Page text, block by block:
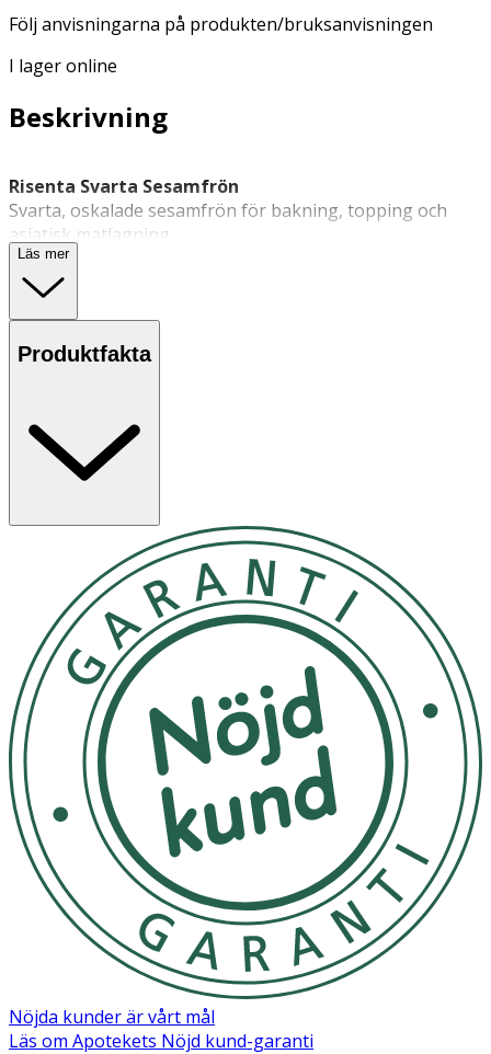
Följ anvisningarna på produkten/bruksanvisningen
I lager online
Beskrivning
Risenta Svarta Sesamfrön
Svarta, oskalade sesamfrön för bakning, topping och
asiatisk matlagning.
Svarta sesamfrön med tydlig nötkaraktär. Används hela,
rostade eller malda i bröd, sallader och varma rätter.
Egenskaper
· Passar för bakning, topping och asiatiska rätter
· Kan rostas för mer smak och crunch
· Strö över bröd, fröknäcke eller bullar före gräddning.
· Rosta lätt i torr panna och toppa sallader, bowls eller
sushi.
· Använd i marinader, dressingar eller som kryddning.
Förvaring
Förvaras torrt och svalt.
Näringsinnehåll 100 g
Energi kj/kcal
50 g
- varav mättat fett 7,0 g
Kolhydrat 23 g
Läs mer
Produktfakta
Nöjda kunder är vårt mål
Läs om Apotekets Nöjd kund-garanti